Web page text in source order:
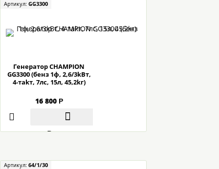
Гeнepaтop CHAMPION
GG3300 (бeнз 1ф, 2,6/3kBт,
4-тakт, 7лc, 15л, 45,2kг)
Артикул: GG3300
16 800 Р
В корзину
Артикул: 64/1/30